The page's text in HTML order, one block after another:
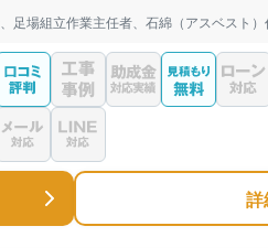
足場組立作業主任者、石綿（アスベスト
詳